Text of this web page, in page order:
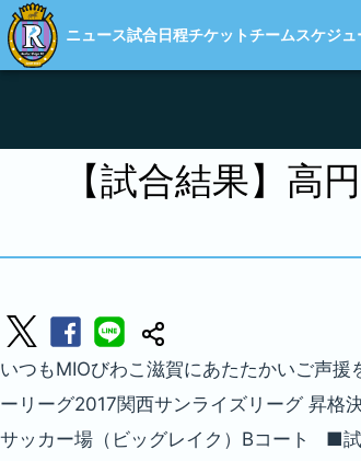
ニュース試合日程チケットチームスケジュ
【試合結果】高
いつもMIOびわこ滋賀にあたたかいご声
ーリーグ2017関西サンライズリーグ 昇
サッカー場（ビッグレイク）Bコート ■